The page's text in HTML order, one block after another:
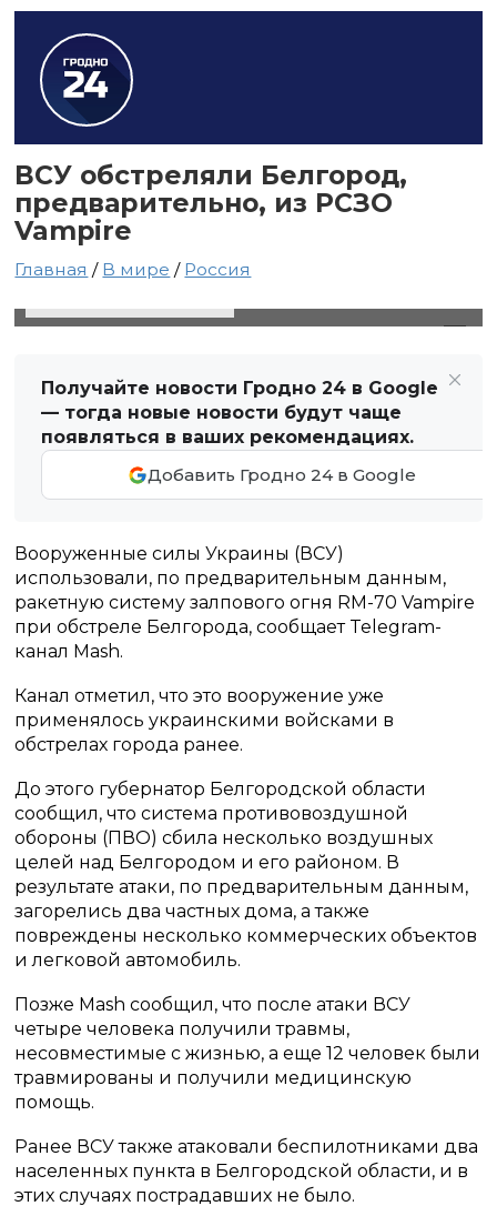
ВСУ обстреляли Белгород,
предварительно, из РСЗО
Vampire
Главная / В мире / Россия
Получайте новости Гродно 24 в Google
— тогда новые новости будут чаще
появляться в ваших рекомендациях.
Добавить Гродно 24 в Google
Вооруженные силы Украины (ВСУ)
использовали, по предварительным данным,
ракетную систему залпового огня RM-70 Vampire
при обстреле Белгорода, сообщает Telegram-
канал Mash.
Канал отметил, что это вооружение уже
применялось украинскими войсками в
обстрелах города ранее.
До этого губернатор Белгородской области
сообщил, что система противовоздушной
обороны (ПВО) сбила несколько воздушных
целей над Белгородом и его районом. В
результате атаки, по предварительным данным,
загорелись два частных дома, а также
повреждены несколько коммерческих объектов
и легковой автомобиль.
Позже Mash сообщил, что после атаки ВСУ
четыре человека получили травмы,
несовместимые с жизнью, а еще 12 человек были
травмированы и получили медицинскую
помощь.
Ранее ВСУ также атаковали беспилотниками два
населенных пункта в Белгородской области, и в
этих случаях пострадавших не было.